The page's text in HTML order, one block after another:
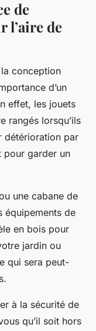
de
l’aire de
conception
d’un
effet, les jouets
rangés lorsqu’ils
détérioration par
pour garder un
une cabane de
équipements de
en bois pour
jardin ou
qui sera peut-
à la sécurité de
qu’il soit hors